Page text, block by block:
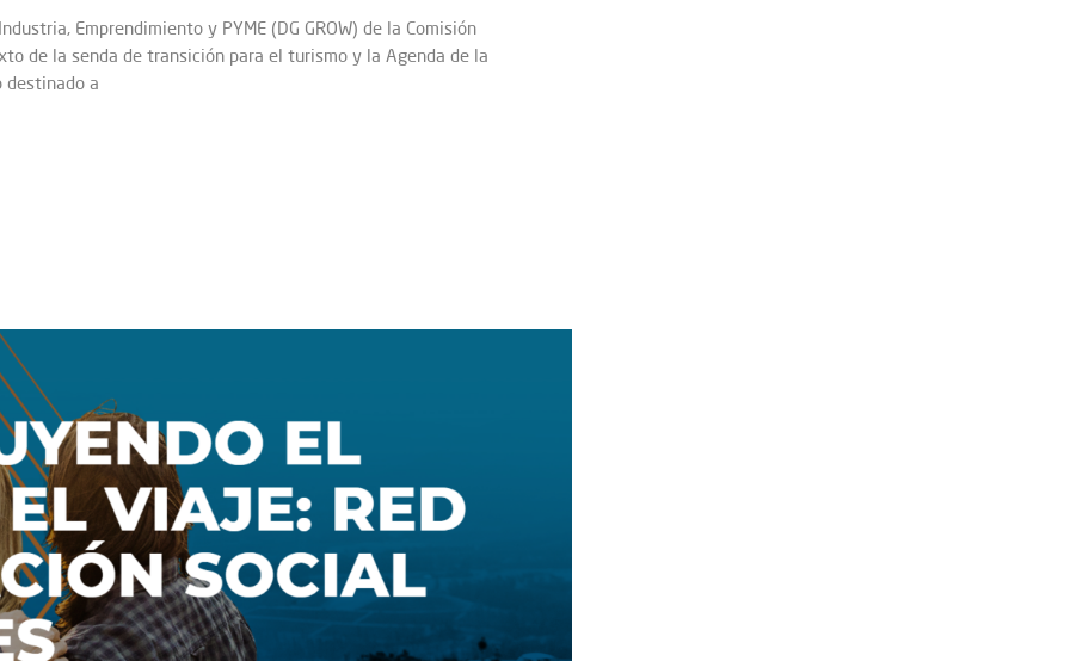
Emprendimiento y PYME (DG GROW) de la Comisión
de la senda de transición para el turismo y la Agenda de la
destinado a